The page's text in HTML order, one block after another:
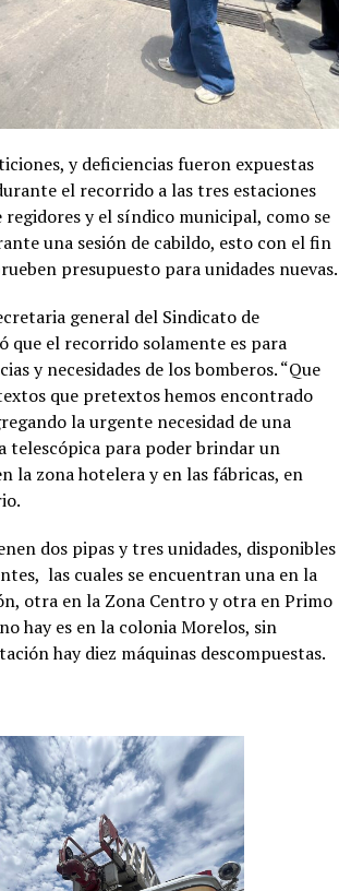
y deficiencias fueron expuestas
el recorrido a las tres estaciones
regidores y el síndico municipal, como se
una sesión de cabildo, esto con el fin
presupuesto para unidades nuevas.
general del Sindicato de
que el recorrido solamente es para
y necesidades de los bomberos. “Que
que pretextos hemos encontrado
la urgente necesidad de una
telescópica para poder brindar un
la zona hotelera y en las fábricas, en
dos pipas y tres unidades, disponibles
las cuales se encuentran una en la
otra en la Zona Centro y otra en Primo
hay es en la colonia Morelos, sin
hay diez máquinas descompuestas.